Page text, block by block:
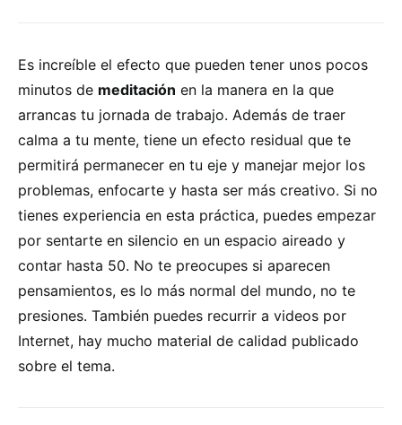
Es increíble el efecto que pueden tener unos pocos
minutos de meditación en la manera en la que
arrancas tu jornada de trabajo. Además de traer
calma a tu mente, tiene un efecto residual que te
permitirá permanecer en tu eje y manejar mejor los
problemas, enfocarte y hasta ser más creativo. Si no
tienes experiencia en esta práctica, puedes empezar
por sentarte en silencio en un espacio aireado y
contar hasta 50. No te preocupes si aparecen
pensamientos, es lo más normal del mundo, no te
presiones. También puedes recurrir a videos por
Internet, hay mucho material de calidad publicado
sobre el tema.